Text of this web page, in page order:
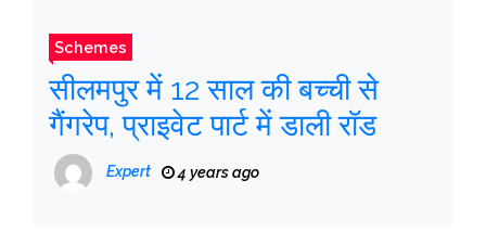
Schemes
सीलमपुर में 12 साल की बच्ची से
गैंगरेप, प्राइवेट पार्ट में डाली रॉड
Expert 4 years ago